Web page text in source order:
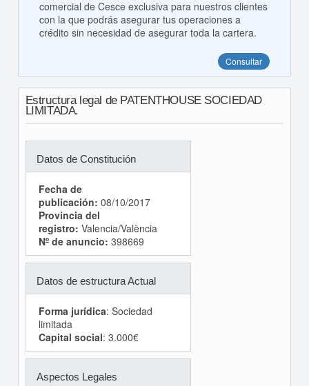
comercial de Cesce exclusiva para nuestros clientes
con la que podrás asegurar tus operaciones a
crédito sin necesidad de asegurar toda la cartera.
Consultar
Estructura legal de PATENTHOUSE SOCIEDAD
LIMITADA.
Datos de Constitución
Fecha de
publicación: 08/10/2017
Provincia del
registro: Valencia/València
Nº de anuncio: 398669
Datos de estructura Actual
Forma jurídica: Sociedad
limitada
Capital social: 3.000€
Aspectos Legales